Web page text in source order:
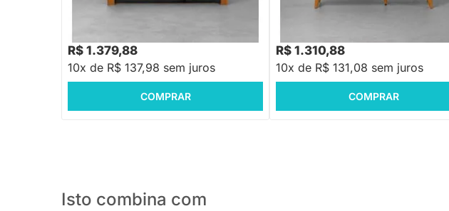
Areia Fosco
R$ 1.379,88
10x de R$ 137,98 sem juros
COMPRAR
Pés Retrô Mel - Branco
R$ 1.310,88
10x de R$ 131,08 sem juros
COMPRAR
Isto combina com